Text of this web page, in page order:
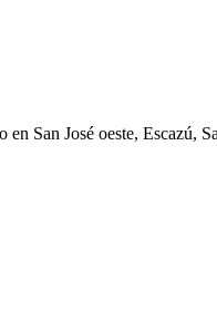
San José oeste, Escazú,